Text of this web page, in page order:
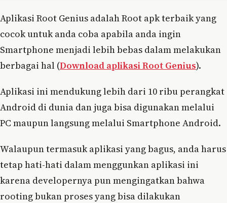
Aplikasi Root Genius adalah Root apk terbaik yang
cocok untuk anda coba apabila anda ingin
Smartphone menjadi lebih bebas dalam melakukan
berbagai hal (Download aplikasi Root Genius).
Aplikasi ini mendukung lebih dari 10 ribu perangkat
Android di dunia dan juga bisa digunakan melalui
PC maupun langsung melalui Smartphone Android.
Walaupun termasuk aplikasi yang bagus, anda harus
tetap hati-hati dalam menggunkan aplikasi ini
karena developernya pun mengingatkan bahwa
rooting bukan proses yang bisa dilakukan